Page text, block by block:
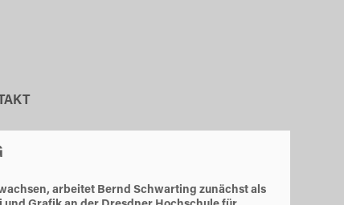
arbeitet Bernd Schwarting zunächst als